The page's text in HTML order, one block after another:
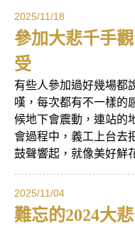
2025/11/18
參加大悲千手
受
有些人參加過好幾場都
嘆，每次都有不一樣的
候地下會震動，連站的
會過程中，義工上台去
鼓聲響起，就像美好鮮
2025/11/04
難忘的2024大